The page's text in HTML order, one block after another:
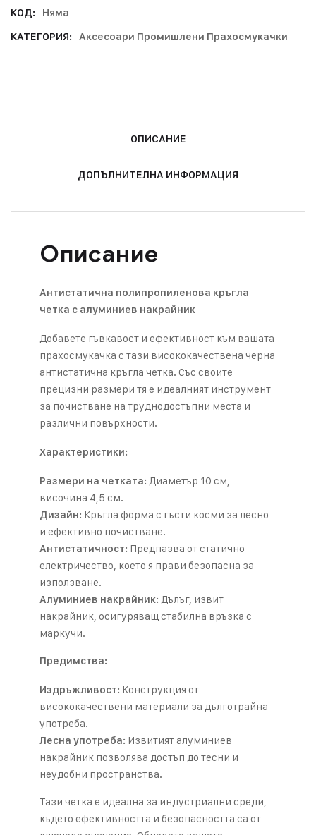
КОД:
Няма
КАТЕГОРИЯ:
Аксесоари Промишлени Прахосмукачки
ОПИСАНИЕ
ДОПЪЛНИТЕЛНА ИНФОРМАЦИЯ
Описание
Антистатична полипропиленова кръгла
четка с алуминиев накрайник
Добавете гъвкавост и ефективност към вашата
прахосмукачка с тази висококачествена черна
антистатична кръгла четка. Със своите
прецизни размери тя е идеалният инструмент
за почистване на труднодостъпни места и
различни повърхности.
Характеристики:
Размери на четката: Диаметър 10 см,
височина 4,5 см.
Дизайн: Кръгла форма с гъсти косми за лесно
и ефективно почистване.
Антистатичност: Предпазва от статично
електричество, което я прави безопасна за
използване.
Алуминиев накрайник: Дълъг, извит
накрайник, осигуряващ стабилна връзка с
маркучи.
Предимства:
Издръжливост: Конструкция от
висококачествени материали за дълготрайна
употреба.
Лесна употреба: Извитият алуминиев
накрайник позволява достъп до тесни и
неудобни пространства.
Тази четка е идеална за индустриални среди,
където ефективността и безопасността са от